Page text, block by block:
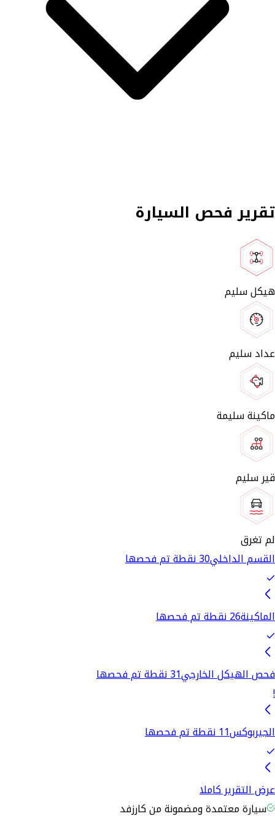
تقرير فحص السيارة
هيكل سليم
عداد سليم
ماكينة سليمة
قير سليم
لم تغرق
القسم الداخلي30 نقطة تم فحصها
الماكينة26 نقطة تم فحصها
فحص الهيكل الخارجي31 نقطة تم فحصها
!
الجيربوكس11 نقطة تم فحصها
عرض التقرير كاملا
سيارة معتمدة ومضمونة من كارزفد